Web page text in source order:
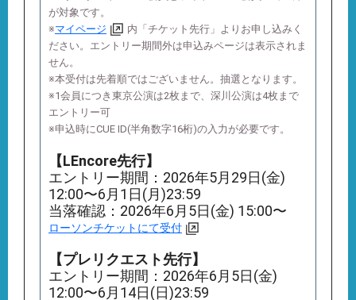
が対象です。
※マイページ
内「チケット先行」よりお申し込みく
ださい。エントリー期間外は申込みページは表示されま
せん。
※本受付は先着順ではございません。抽選となります。
※1会員につき東京公演は2枚まで、深川公演は4枚まで
エントリー可
※申込時にCUE ID(半角数字16桁)の入力が必要です。
【LEncore先行】
エントリー期間：2026年5月29日(金)
12:00〜6月1日(月)23:59
当落確認：2026年6月5日(金) 15:00〜
ローソンチケットにて受付
【プレリクエスト先行】
エントリー期間：2026年6月5日(金)
12:00〜6月14日(日)23:59